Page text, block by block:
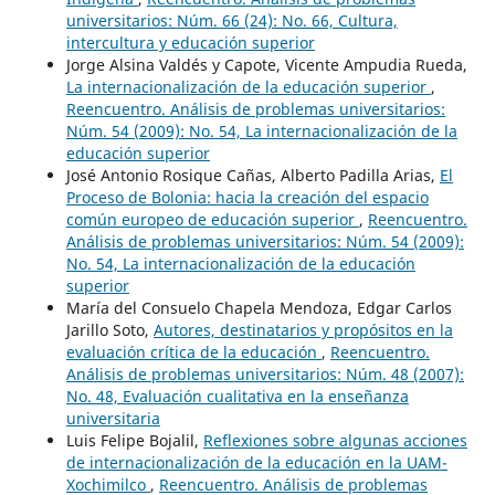
universitarios: Núm. 66 (24): No. 66, Cultura,
intercultura y educación superior
Jorge Alsina Valdés y Capote, Vicente Ampudia Rueda,
La internacionalización de la educación superior ,
Reencuentro. Análisis de problemas universitarios:
Núm. 54 (2009): No. 54, La internacionalización de la
educación superior
José Antonio Rosique Cañas, Alberto Padilla Arias, El
Proceso de Bolonia: hacia la creación del espacio
común europeo de educación superior , Reencuentro.
Análisis de problemas universitarios: Núm. 54 (2009):
No. 54, La internacionalización de la educación
superior
María del Consuelo Chapela Mendoza, Edgar Carlos
Jarillo Soto, Autores, destinatarios y propósitos en la
evaluación crítica de la educación , Reencuentro.
Análisis de problemas universitarios: Núm. 48 (2007):
No. 48, Evaluación cualitativa en la enseñanza
universitaria
Luis Felipe Bojalil, Reflexiones sobre algunas acciones
de internacionalización de la educación en la UAM-
Xochimilco , Reencuentro. Análisis de problemas